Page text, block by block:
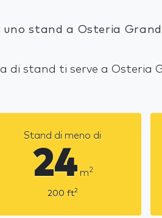
uno stand a Osteria
di stand ti serve a
Stand di meno di
24 m2
200 ft2